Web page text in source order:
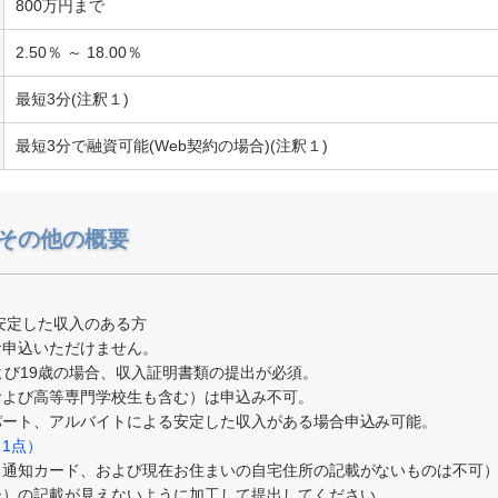
800万円まで
2.50％ ～ 18.00％
最短3分(注釈１)
最短3分で融資可能(Web契約の場合)(注釈１)
の他の概要
定した収入のある方
込いただけません。
19歳の場合、収入証明書類の提出が必須。
び高等専門学校生も含む）は申込み不可。
ト、アルバイトによる安定した収入がある場合申込み可能。
）
知カード、および現在お住まいの自宅住所の記載がないものは不可